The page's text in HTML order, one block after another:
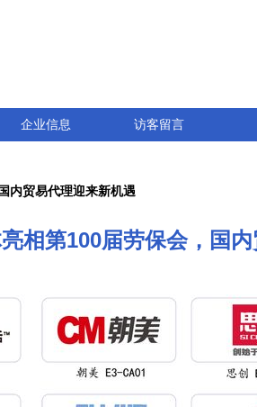
企业信息 访客留言
内贸易代理迎来新机遇
相第100届劳保会，国